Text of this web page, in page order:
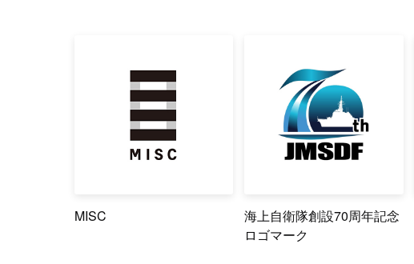
MISC
海上自衛隊創設70周年記念
ロゴマーク